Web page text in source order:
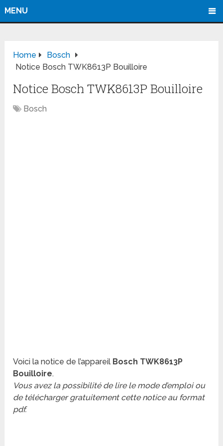
MENU
Home
Bosch
Notice Bosch TWK8613P Bouilloire
Notice Bosch TWK8613P Bouilloire
Bosch
Voici la notice de l’appareil Bosch TWK8613P
Bouilloire.
Vous avez la possibilité de lire le mode d’emploi ou
de télécharger gratuitement cette notice au format
pdf.